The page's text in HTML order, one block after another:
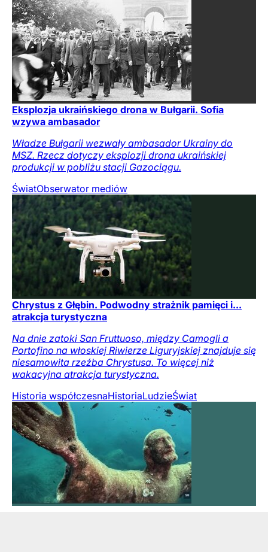
Eksplozja ukraińskiego drona w Bułgarii. Sofia
wzywa ambasador
Władze Bułgarii wezwały ambasador Ukrainy do
MSZ. Rzecz dotyczy eksplozji drona ukraińskiej
produkcji w pobliżu stacji Gazociągu.
ŚwiatObserwator mediów
Chrystus z Głębin. Podwodny strażnik pamięci i...
atrakcja turystyczna
Na dnie zatoki San Fruttuoso, między Camogli a
Portofino na włoskiej Riwierze Liguryjskiej znajduje się
niesamowita rzeźba Chrystusa. To więcej niż
wakacyjna atrakcja turystyczna.
Historia współczesnaHistoriaLudzieŚwiat